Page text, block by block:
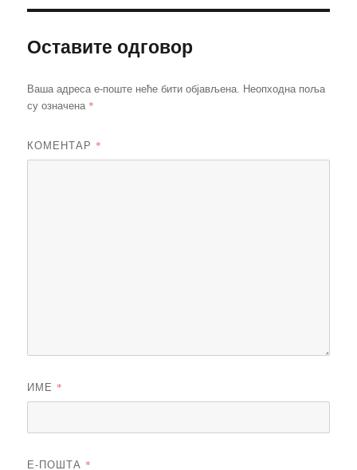
Оставите одговор
Ваша адреса е-поште неће бити објављена. Неопходна поља
су означена *
КОМЕНТАР *
ИМЕ *
Е-ПОШТА *